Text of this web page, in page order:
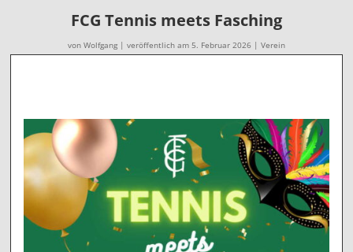
FCG Tennis meets Fasching
von Wolfgang| veröffentlich am 5. Februar 2026 | Verein